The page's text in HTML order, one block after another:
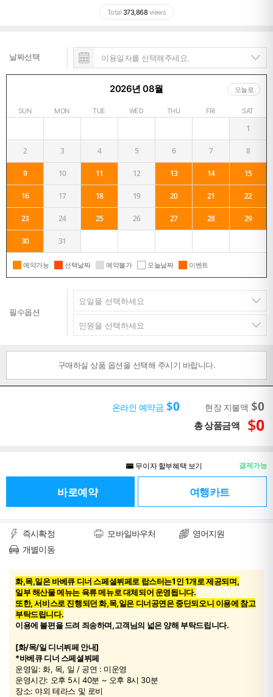
Total 373,868 views
날짜선택
2026년 08월 오늘로
SUN MON TUE WED THU FRI SAT
1
2 3 4 5 6 7 8
9 10 11 12 13 14 15
16 17 18 19 20 21 22
23 24 25 26 27 28 29
30 31
예약가능 선택날짜 예약불가 오늘날짜 이벤트
필수옵션
구매하실 상품 옵션을 선택해 주시기 바랍니다.
온라인 예약금 $0 현장 지불액 $0
총 상품금액 $0
무이자 할부혜택 보기 결제가능
바로예약 여행카트
즉시확정 모바일바우처
영어지원
개별이동
화,목,일은 바베큐 디너 스페셜뷔페로 랍스터는1인 1개로 제공되며,
일부해산물 메뉴는 육류 메뉴로 대체되어 운영됩니다.
또한, 서비스로 진행되던화,목,일은 디너공연은중단되오니 이용에 참고
부탁드립니다.
이용에 불편을 드려 죄송하며,고객님의 넓은 양해 부탁드립니다.
[화/목/일 디너뷔페 안내]
*바베큐 디너 스페셜뷔페
운영일: 화, 목, 일 / 공연 : 미운영
운영시간: 오후 5시 40분 ~ 오후 8시 30분
장소: 야외 테라스 및 로비